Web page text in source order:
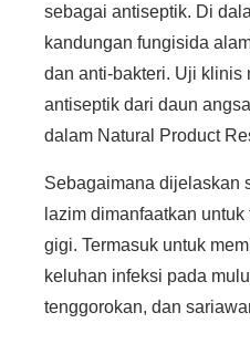
sebagai antiseptik. Di
kandungan fungisida
dan anti-bakteri. Uji klinis
antiseptik dari daun
dalam Natural Product
Sebagaimana dijelaskan
lazim dimanfaatkan
gigi. Termasuk untuk
keluhan infeksi pada
tenggorokan, dan